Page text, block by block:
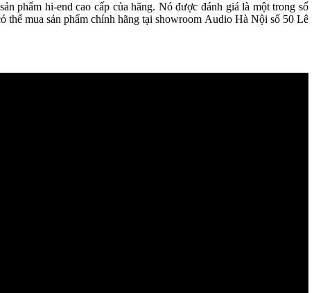
phẩm hi-end cao cấp của hãng. Nó được đánh giá là một trong số
thể mua sản phẩm chính hãng tại showroom Audio Hà Nội số 50 Lê